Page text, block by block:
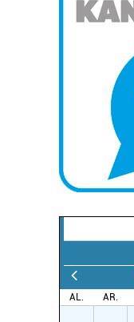
AL. AR.